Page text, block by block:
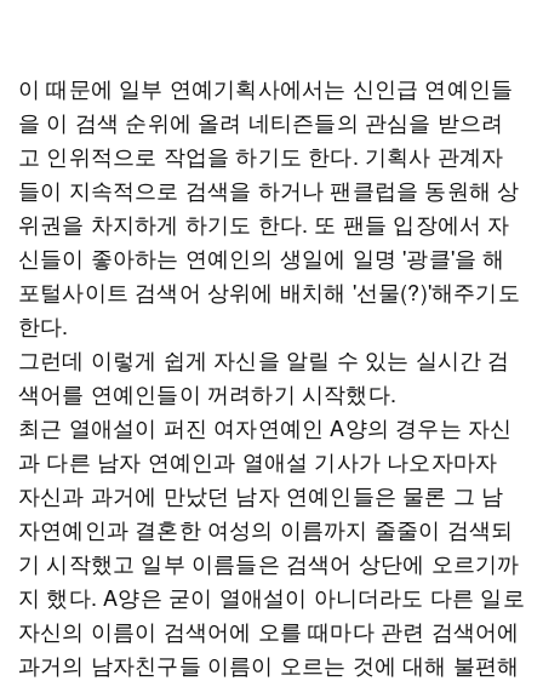
이 때문에 일부 연예기획사에서는 신인급 연예인들
을 이 검색 순위에 올려 네티즌들의 관심을 받으려
고 인위적으로 작업을 하기도 한다. 기획사 관계자
들이 지속적으로 검색을 하거나 팬클럽을 동원해 상
위권을 차지하게 하기도 한다. 또 팬들 입장에서 자
신들이 좋아하는 연예인의 생일에 일명 '광클'을 해
포털사이트 검색어 상위에 배치해 '선물(?)'해주기도
한다.
그런데 이렇게 쉽게 자신을 알릴 수 있는 실시간 검
색어를 연예인들이 꺼려하기 시작했다.
최근 열애설이 퍼진 여자연예인 A양의 경우는 자신
과 다른 남자 연예인과 열애설 기사가 나오자마자
자신과 과거에 만났던 남자 연예인들은 물론 그 남
자연예인과 결혼한 여성의 이름까지 줄줄이 검색되
기 시작했고 일부 이름들은 검색어 상단에 오르기까
지 했다. A양은 굳이 열애설이 아니더라도 다른 일로
자신의 이름이 검색어에 오를 때마다 관련 검색어에
과거의 남자친구들 이름이 오르는 것에 대해 불편해